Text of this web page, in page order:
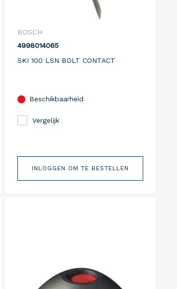
BOSCH
4998014065
SKI 100 LSN BOLT CONTACT
Beschikbaarheid
Vergelijk
INLOGGEN OM TE BESTELLEN